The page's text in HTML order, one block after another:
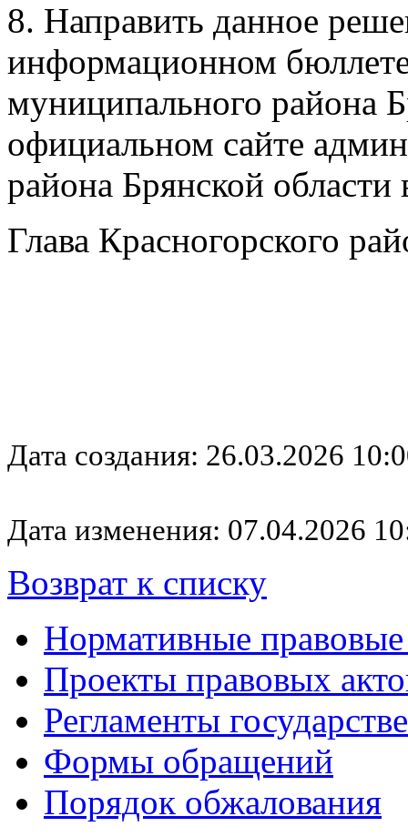
8. Направить данное
информационном
муниципального района
официальном сайте
района Брянской области
Глава Красногорского
Дата создания: 26.03.2026
Дата изменения: 07.04.2026
Возврат к списку
Нормативные
Проекты правовых
Регламенты
Формы обращений
Порядок обжалования